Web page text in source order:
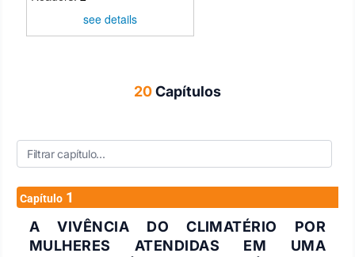
see details
20Capítulos
Capítulo 1
A VIVÊNCIA DO CLIMATÉRIO POR
MULHERES ATENDIDAS EM UMA